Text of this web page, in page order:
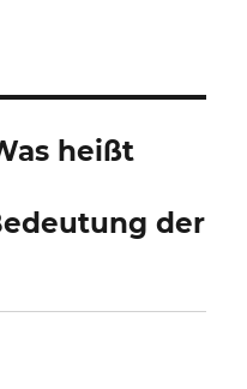
heißt
der